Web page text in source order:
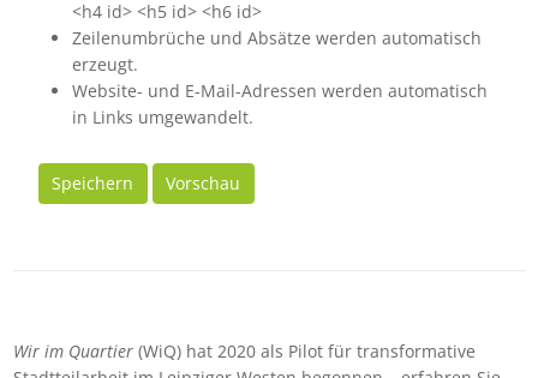
<h4 id> <h5 id> <h6 id>
Zeilenumbrüche und Absätze werden automatisch
erzeugt.
Website- und E-Mail-Adressen werden automatisch
in Links umgewandelt.
Speichern Vorschau
Wir im Quartier(WiQ) hat 2020 als Pilot für transformative